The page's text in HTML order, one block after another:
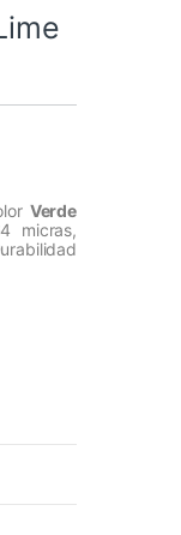
Verde
micras,